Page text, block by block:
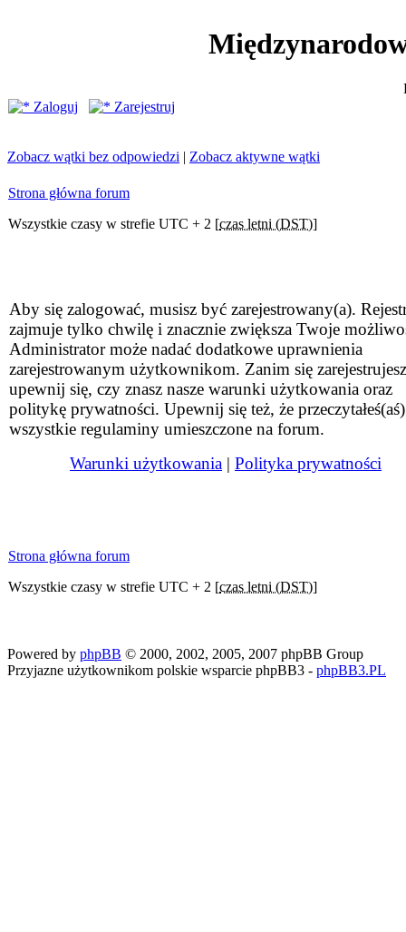
Zaloguj
Zarejestruj
Zobacz wątki bez odpowiedzi | Zobacz aktywne wątki
Strona główna forum
Wszystkie czasy w strefie UTC + 2 [czas letni (DST)]
Aby się zalogować, musisz być zarejestrowany(a).
zajmuje tylko chwilę i znacznie zwiększa Twoje
Administrator może nadać dodatkowe uprawnienia
zarejestrowanym użytkownikom. Zanim się
upewnij się, czy znasz nasze warunki użytkowania oraz
politykę prywatności. Upewnij się też, że przeczytałeś(aś)
wszystkie regulaminy umieszczone na forum.
Warunki użytkowania | Polityka prywatności
Strona główna forum
Wszystkie czasy w strefie UTC + 2 [czas letni (DST)]
Powered by phpBB © 2000, 2002, 2005, 2007 phpBB Group
Przyjazne użytkownikom polskie wsparcie phpBB3 - phpBB3.PL